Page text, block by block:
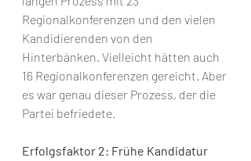
Regionalkonferenzen und den vielen
Kandidierenden von den
Hinterbänken. Vielleicht hätten auch
16 Regionalkonferenzen gereicht. Aber
es war genau dieser Prozess, der die
Partei befriedete.
Erfolgsfaktor 2: Frühe Kandidatur